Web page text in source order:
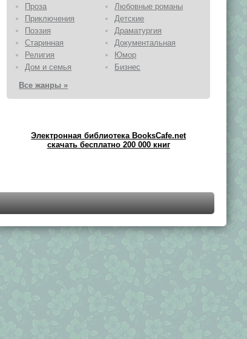
Проза
Любовные романы
Приключения
Детские
Поэзия
Драматургия
Старинная
Документальная
Религия
Юмор
Дом и семья
Бизнес
Все жанры »
Электронная библиотека BooksCafe.net
скачать бесплатно 200 000 книг